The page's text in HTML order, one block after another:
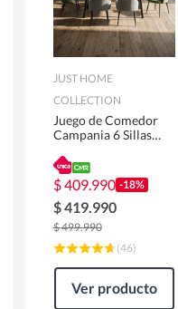
JUST HOME
COLLECTION
Juego de Comedor
Campania 6 Sillas
180 x 90 x 76 cm
Café
$409.990 -18%
$419.990
$499.990
(46)
Ver producto